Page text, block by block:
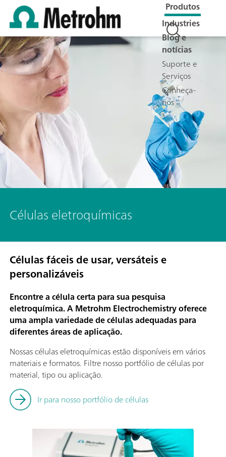
Produtos
Industries
Blog e
notícias
Suporte e
Serviços
Conheça-
nos
Células eletroquímicas
Células fáceis de usar, versáteis e
personalizáveis
Encontre a célula certa para sua pesquisa
eletroquímica. A Metrohm Electrochemistry oferece
uma ampla variedade de células adequadas para
diferentes áreas de aplicação.
Nossas células eletroquímicas estão disponíveis em vários
materiais e formatos. Filtre nosso portfólio de células por
material, tipo ou aplicação.
Ir para nosso portfólio de células